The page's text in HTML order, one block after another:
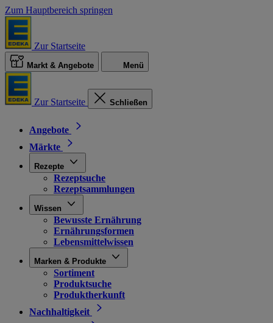
Zum Hauptbereich springen
Zur Startseite
Markt & Angebote Menü
Zur Startseite Schließen
Angebote
Märkte
Rezepte
Rezeptsuche
Rezeptsammlungen
Wissen
Bewusste Ernährung
Ernährungsformen
Lebensmittelwissen
Marken & Produkte
Sortiment
Produktsuche
Produktherkunft
Nachhaltigkeit